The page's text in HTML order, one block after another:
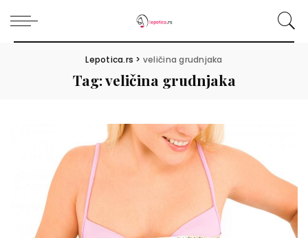
Lepotica.rs > veličina grudnjaka
Tag:veličina grudnjaka